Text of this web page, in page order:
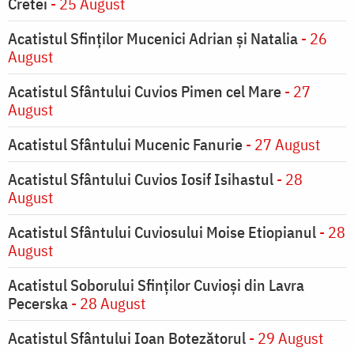
Acatistul Sfinților Mucenici Adrian și Natalia- 26
August
Acatistul Sfântului Cuvios Pimen cel Mare- 27
August
Acatistul Sfântului Mucenic Fanurie- 27 August
Acatistul Sfântului Cuvios Iosif Isihastul- 28
August
Acatistul Sfântului Cuviosului Moise Etiopianul- 28
August
Acatistul Soborului Sfinților Cuvioși din Lavra
Pecerska- 28 August
Acatistul Sfântului Ioan Botezătorul- 29 August